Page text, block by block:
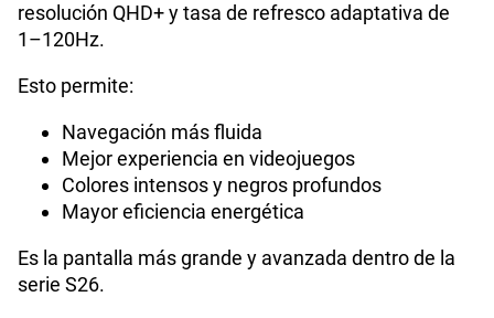
Capacidad Memoria Interna
GPS
Reconocimiento Facial
resolución QHD+ y tasa de refresco adaptativa de
1–120Hz.
Esto permite:
Navegación más fluida
Mejor experiencia en videojuegos
Colores intensos y negros profundos
Mayor eficiencia energética
Es la pantalla más grande y avanzada dentro de la
serie S26.